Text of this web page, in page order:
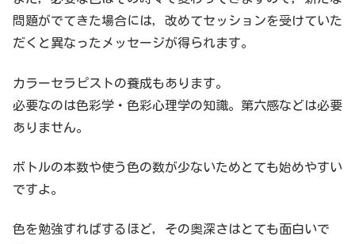
問題がでてきた場合には，改めてセッションを受けていた
だくと異なったメッセージが得られます。
カラーセラピストの養成もあります。
必要なのは色彩学・色彩心理学の知識。第六感などは必要
ありません。
ボトルの本数や使う色の数が少ないためとても始めやすい
ですよ。
色を勉強すればするほど，その奥深さはとても面白いで